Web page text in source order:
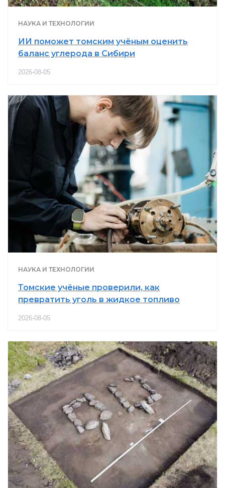
НАУКА И ТЕХНОЛОГИИ
ИИ поможет томским учёным оценить
баланс углерода в Сибири
2026-08-05
НАУКА И ТЕХНОЛОГИИ
Томские учёные проверили, как
превратить уголь в жидкое топливо
2026-08-05